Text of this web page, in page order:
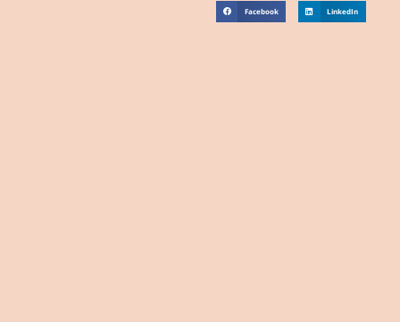
Facebook LinkedIn